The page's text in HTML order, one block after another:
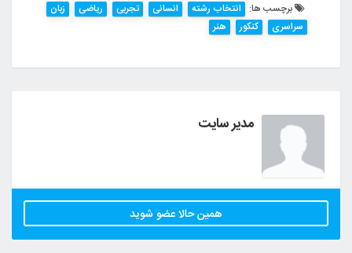
برچسب ها: انتخاب رشته انسانی تجربی ریاضی
زبان
سراسری
کنکور هنر
مدیر سایت
همین حالا عضو شوید